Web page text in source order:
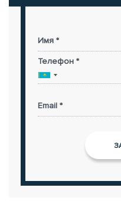
Имя *
Телефон *
Email *